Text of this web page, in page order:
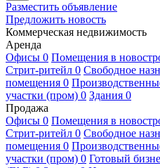
Разместить объявление
Предложить новость
Коммерческая недвижимость
Аренда
Офисы 0 Помещения в
Стрит-ритейл 0 Свободное
помещения 0
участки (пром) 0 Здания 0
Продажа
Офисы 0 Помещения в
Стрит-ритейл 0 Свободное
помещения 0
участки (пром) 0 Готовый